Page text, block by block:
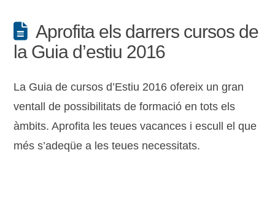
Aprofita els darrers cursos de
la Guia d’estiu 2016
La Guia de cursos d’Estiu 2016 ofereix un gran
ventall de possibilitats de formació en tots els
àmbits. Aprofita les teues vacances i escull el que
més s’adeqüe a les teues necessitats.